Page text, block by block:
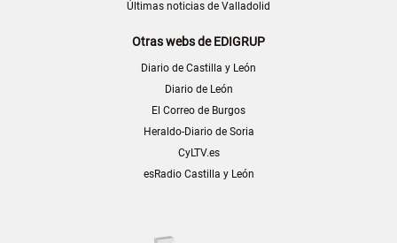
Últimas noticias de Valladolid
Otras webs de EDIGRUP
Diario de Castilla y León
Diario de León
El Correo de Burgos
Heraldo-Diario de Soria
CyLTV.es
esRadio Castilla y León